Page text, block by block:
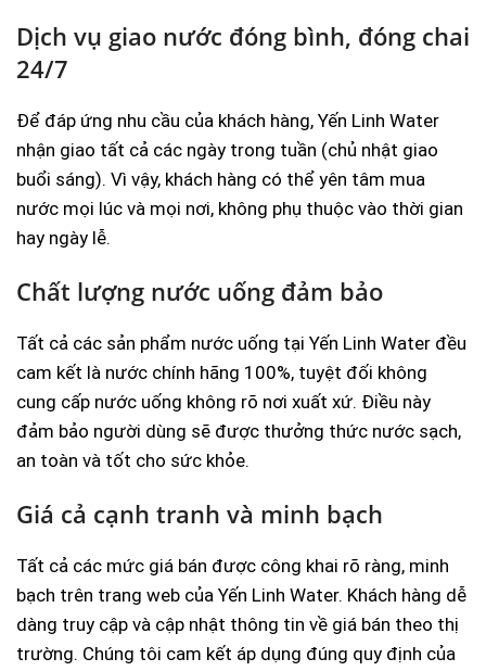
Dịch vụ giao nước đóng bình, đóng chai
24/7
Để đáp ứng nhu cầu của khách hàng, Yến Linh Water
nhận giao tất cả các ngày trong tuần (chủ nhật giao
buổi sáng). Vì vậy, khách hàng có thể yên tâm mua
nước mọi lúc và mọi nơi, không phụ thuộc vào thời gian
hay ngày lễ.
Chất lượng nước uống đảm bảo
Tất cả các sản phẩm nước uống tại Yến Linh Water đều
cam kết là nước chính hãng 100%, tuyệt đối không
cung cấp nước uống không rõ nơi xuất xứ. Điều này
đảm bảo người dùng sẽ được thưởng thức nước sạch,
an toàn và tốt cho sức khỏe.
Giá cả cạnh tranh và minh bạch
Tất cả các mức giá bán được công khai rõ ràng, minh
bạch trên trang web của Yến Linh Water. Khách hàng dễ
dàng truy cập và cập nhật thông tin về giá bán theo thị
trường. Chúng tôi cam kết áp dụng đúng quy định của